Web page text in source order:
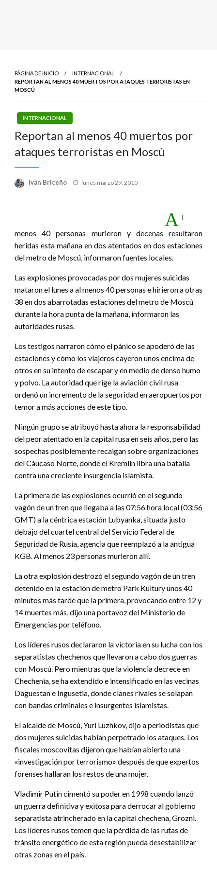
PÁGINA DE INICIO
INTERNACIONAL
REPORTAN AL MENOS 40 MUERTOS POR ATAQUES TERRORISTAS EN
MOSCÚ
INTERNACIONAL
Reportan al menos 40 muertos por
ataques terroristas en Moscú
Iván Briceño
Publicado
lunes marzo 29, 2010
A l
menos 40 personas murieron y decenas resultaron
heridas esta mañana en dos atentados en dos estaciones
del metro de Moscú, informaron fuentes locales.
Las explosiones provocadas por dos mujeres suicidas
mataron el lunes a al menos 40 personas e hirieron a otras
38 en dos abarrotadas estaciones del metro de Moscú
durante la hora punta de la mañana, informaron las
autoridades rusas.
Los testigos narraron cómo el pánico se apoderó de las
estaciones y cómo los viajeros cayeron unos encima de
otros en su intento de escapar y en medio de denso humo
y polvo. La autoridad que rige la aviación civil rusa
ordenó un incremento de la seguridad en aeropuertos por
temor a más acciones de este tipo.
Ningún grupo se atribuyó hasta ahora la responsabilidad
del peor atentado en la capital rusa en seis años, pero las
sospechas posiblemente recaigan sobre organizaciones
del Cáucaso Norte, donde el Kremlin libra una batalla
contra una creciente insurgencia islamista.
La primera de las explosiones ocurrió en el segundo
vagón de un tren que llegaba a las 07:56 hora local (03:56
GMT) a la céntrica estación Lubyanka, situada justo
debajo del cuartel central del Servicio Federal de
Seguridad de Rusia, agencia que reemplazó a la antigua
KGB. Al menos 23 personas murieron allí.
La otra explosión destrozó el segundo vagón de un tren
detenido en la estación de metro Park Kultury unos 40
minutos más tarde que la primera, provocando entre 12 y
14 muertes más, dijo una portavoz del Ministerio de
Emergencias por teléfono.
Los líderes rusos declararon la victoria en su lucha con los
separatistas chechenos que llevaron a cabo dos guerras
con Moscú. Pero mientras que la violencia decrece en
Chechenia, se ha extendido e intensificado en las vecinas
Daguestan e Ingusetia, donde clanes rivales se solapan
con bandas criminales e insurgentes islamistas.
El alcalde de Moscú, Yuri Luzhkov, dijo a periodistas que
dos mujeres suicidas habían perpetrado los ataques. Los
fiscales moscovitas dijeron que habían abierto una
«investigación por terrorismo» después de que expertos
forenses hallaran los restos de una mujer.
Vladimir Putin cimentó su poder en 1998 cuando lanzó
un guerra definitiva y exitosa para derrocar al gobierno
separatista atrincherado en la capital chechena, Grozni.
Los líderes rusos temen que la pérdida de las rutas de
tránsito energético de esta región pueda desestabilizar
otras zonas en el país.